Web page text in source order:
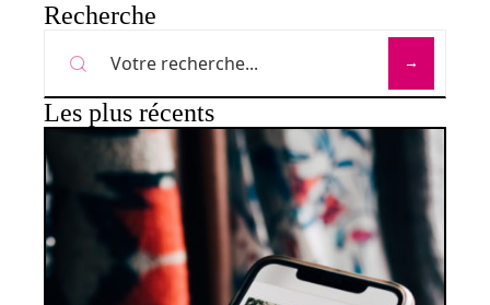
Recherche
Les plus récents